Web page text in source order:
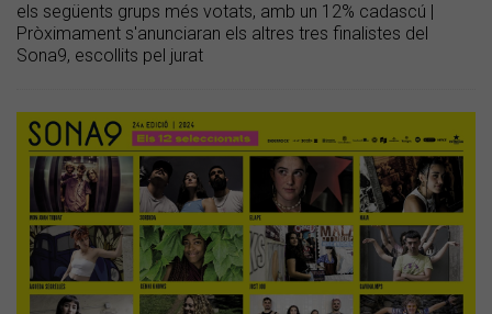
els següents grups més votats, amb un 12% cadascú |
Pròximament s'anunciaran els altres tres finalistes del
Sona9, escollits pel jurat